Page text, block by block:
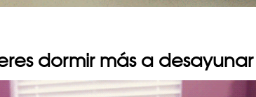
dormir más a desayunar